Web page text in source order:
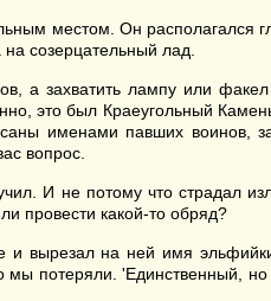
местом. Он располагался
созерцательный лад.
а захватить лампу или
это был Краеугольный
именами павших воинов,
вопрос.
И не потому что страдал
провести какой-то обряд?
и вырезал на ней имя
мы потеряли. 'Единственный,